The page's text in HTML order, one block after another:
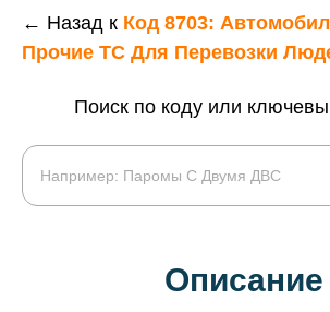
← Назад к Код 8703:
Прочие ТС Для Перевозки
Поиск по коду или
Описание